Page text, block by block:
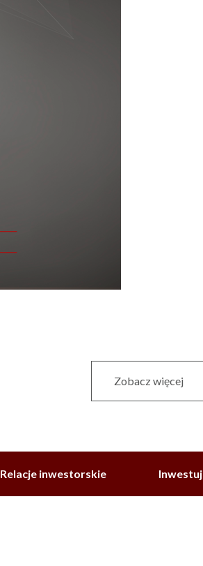
Zobacz więcej
Relacje inwestorskie Inwestuj